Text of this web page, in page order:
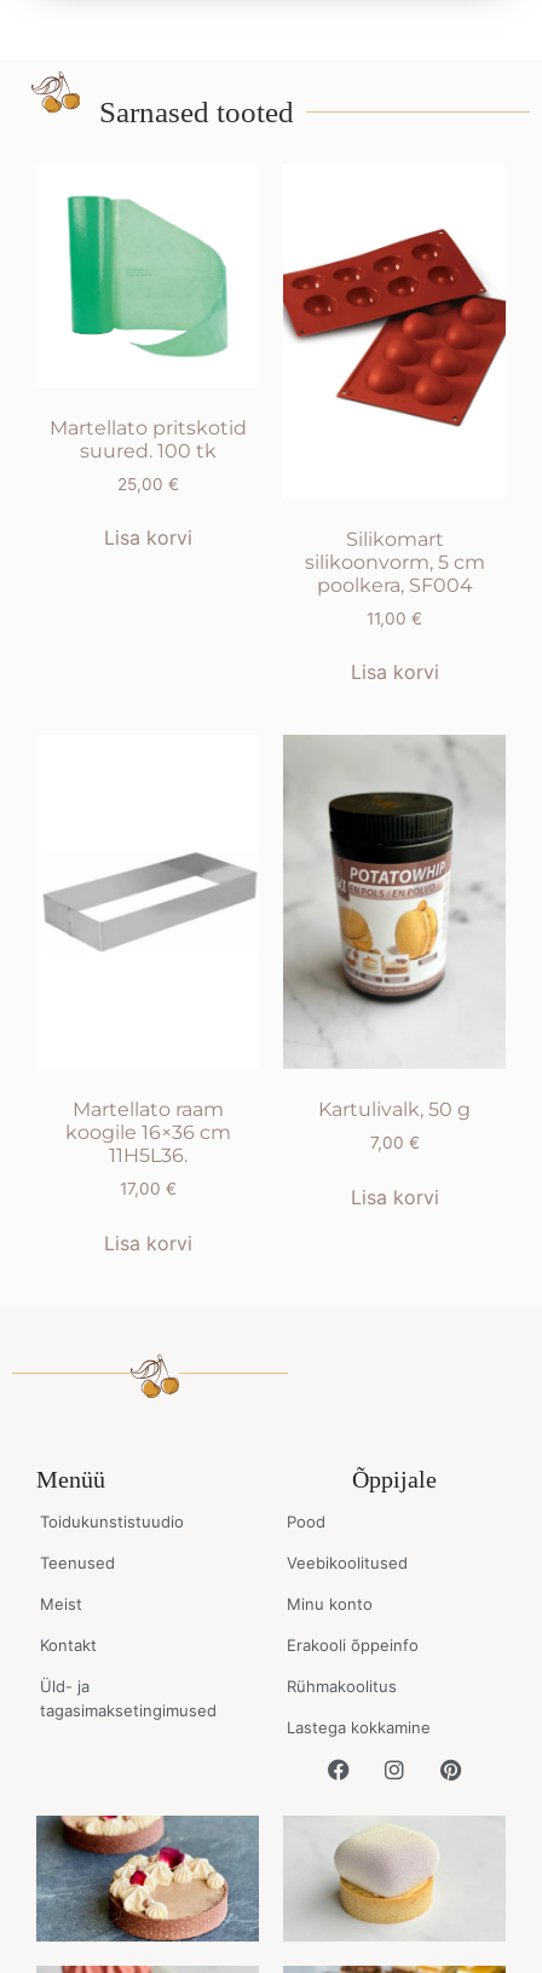
Sarnased tooted
Martellato pritskotid
suured. 100 tk
25,00 €
Lisa korvi
Silikomart
silikoonvorm, 5 cm
poolkera, SF004
11,00 €
Lisa korvi
Martellato raam
koogile 16×36 cm
11H5L36.
17,00 €
Lisa korvi
Kartulivalk, 50 g
7,00 €
Lisa korvi
Menüü
Toidukunstistuudio
Teenused
Meist
Kontakt
Üld- ja
tagasimaksetingimused
Õppijale
Pood
Veebikoolitused
Minu konto
Erakooli õppeinfo
Rühmakoolitus
Lastega kokkamine